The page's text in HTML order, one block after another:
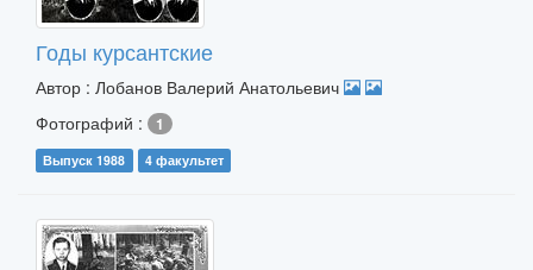
Годы курсантские
Автор : Лобанов Валерий Анатольевич
Фотографий :
1
Выпуск 1988 4 факультет